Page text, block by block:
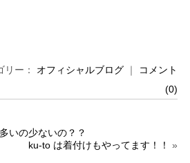
リー： オフィシャルブログ ｜ コメント
(0)
いの少ないの？？
ku-to は着付けもやってます！！
»